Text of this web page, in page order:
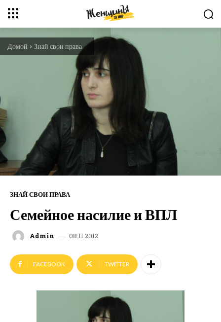
Домой Знай свои права
ЗНАЙ СВОИ ПРАВА
Семейное насилие и ВПЛ
Admin 08.11.2012
FACEBOOK TWITTER